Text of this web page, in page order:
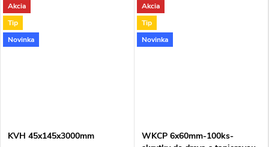
Akcia
Tip
Novinka
KVH 45x145x3000mm
Akcia
Tip
Novinka
WKCP 6x60mm-100ks-